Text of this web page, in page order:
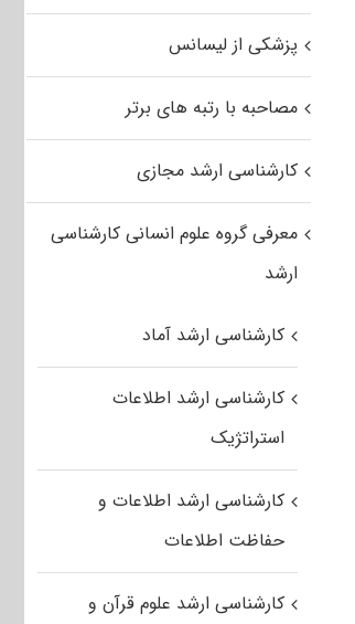
پزشکی از لیسانس
مصاحبه با رتبه های برتر
کارشناسی ارشد مجازی
معرفی گروه علوم انسانی کارشناسی
ارشد
کارشناسی ارشد آماد
کارشناسی ارشد اطلاعات
استراتژیک
کارشناسی ارشد اطلاعات و
حفاظت اطلاعات
کارشناسی ارشد علوم قرآن و